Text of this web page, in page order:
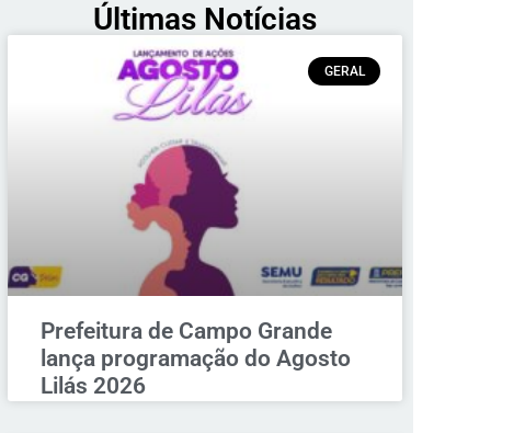
Últimas Notícias
GERAL
Prefeitura de Campo Grande
lança programação do Agosto
Lilás 2026